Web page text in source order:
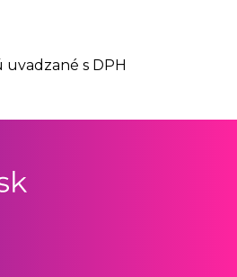
uvadzané s DPH